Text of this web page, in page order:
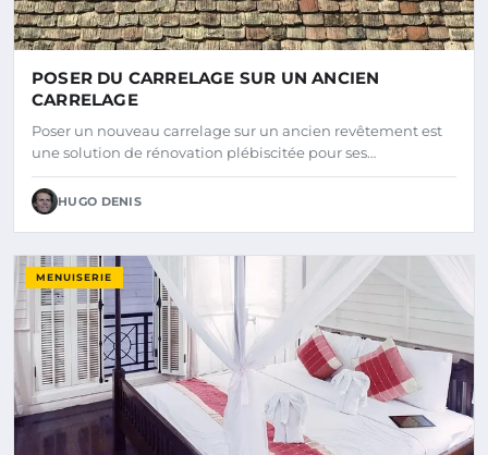
POSER DU CARRELAGE SUR UN ANCIEN
CARRELAGE
Poser un nouveau carrelage sur un ancien revêtement est
une solution de rénovation plébiscitée pour ses…
HUGO DENIS
MENUISERIE